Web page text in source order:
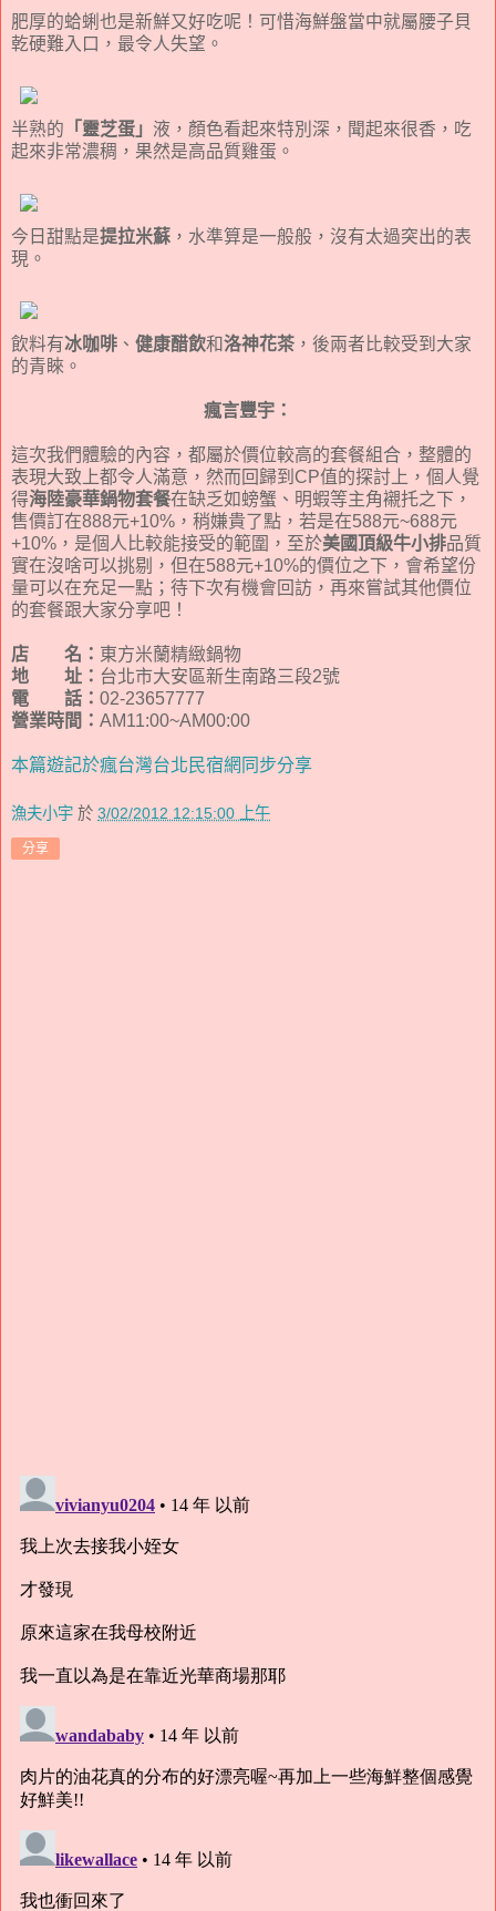
肥厚的蛤蜊也是新鮮又好吃呢！可惜海鮮盤當中就屬腰子貝
乾硬難入口，最令人失望。
半熟的 「靈芝蛋」 液，顏色看起來特別深，聞起來很香，吃
起來非常濃稠，果然是高品質雞蛋。
今日甜點是提拉米蘇 ，水準算是一般般，沒有太過突出的表
現。
飲料有冰咖啡 、 健康醋飲和洛神花茶 ，後兩者比較受到大家
的青睞。
瘋言豐宇：
這次我們體驗的內容，都屬於價位較高的套餐組合，整體的
表現大致上都令人滿意，然而回歸到CP值的探討上，個人覺
得海陸豪華鍋物套餐在缺乏如螃蟹、明蝦等主角襯托之下，
售價訂在888元+10%，稍嫌貴了點，若是在588元~688元
+10%，是個人比較能接受的範圍，至於美國頂級牛小排品質
實在沒啥可以挑剔，但在588元+10%的價位之下，會希望份
量可以在充足一點；待下次有機會回訪，再來嘗試其他價位
的套餐跟大家分享吧！
店 名： 東方米蘭精緻鍋物
地 址： 台北市大安區新生南路三段2號
電 話： 02-23657777
營業時間： AM11:00~AM00:00
本篇遊記於瘋台灣台北民宿網同步分享
漁夫小宇 於 3/02/2012 12:15:00 上午
分享